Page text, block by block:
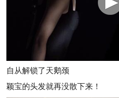
自从解锁了天鹅颈
颖宝的头发就再没散下来！